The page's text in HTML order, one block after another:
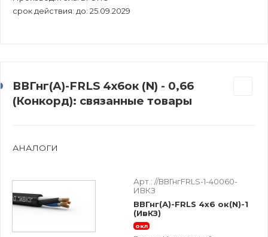
срок действия: до: 25.09.2029
ВВГнг(А)-FRLS 4х6ок (N) - 0,66
(Конкорд): связанные товары
АНАЛОГИ
Арт.: //ВВГнгFRLS-1-40060-
ИВКЗ
ВВГнг(А)-FRLS 4х6 ок(N)-1
(ИвКЗ)
окл